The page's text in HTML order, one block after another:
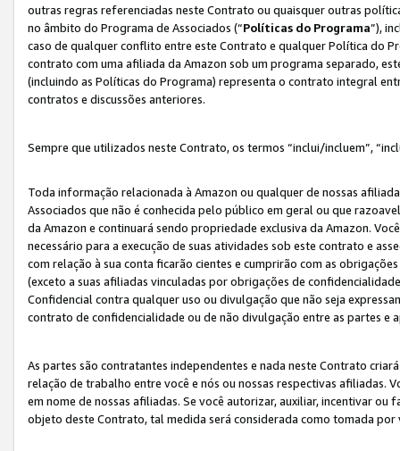
outras regras referenciadas neste Contrato ou quaisquer outras
no âmbito do Programa de Associados (“Políticas do Programa”),
caso de qualquer conflito entre este Contrato e qualquer Política do
contrato com uma afiliada da Amazon sob um programa separado,
(incluindo as Políticas do Programa) representa o contrato integral
contratos e discussões anteriores.
Sempre que utilizados neste Contrato, os termos “inclui/incluem”,
Toda informação relacionada à Amazon ou qualquer de nossas
Associados que não é conhecida pelo público em geral ou que
da Amazon e continuará sendo propriedade exclusiva da Amazon.
necessário para a execução de suas atividades sob este contrato e
com relação à sua conta ficarão cientes e cumprirão com as
(exceto a suas afiliadas vinculadas por obrigações de
Confidencial contra qualquer uso ou divulgação que não seja
contrato de confidencialidade ou de não divulgação entre as partes e
As partes são contratantes independentes e nada neste Contrato
relação de trabalho entre você e nós ou nossas respectivas afiliadas.
em nome de nossas afiliadas. Se você autorizar, auxiliar, incentivar
objeto deste Contrato, tal medida será considerada como tomada por